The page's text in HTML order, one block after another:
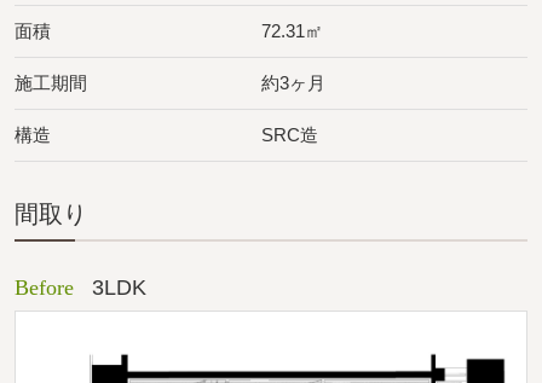
面積 72.31㎡
施工期間 約3ヶ月
構造 SRC造
間取り
Before 3LDK